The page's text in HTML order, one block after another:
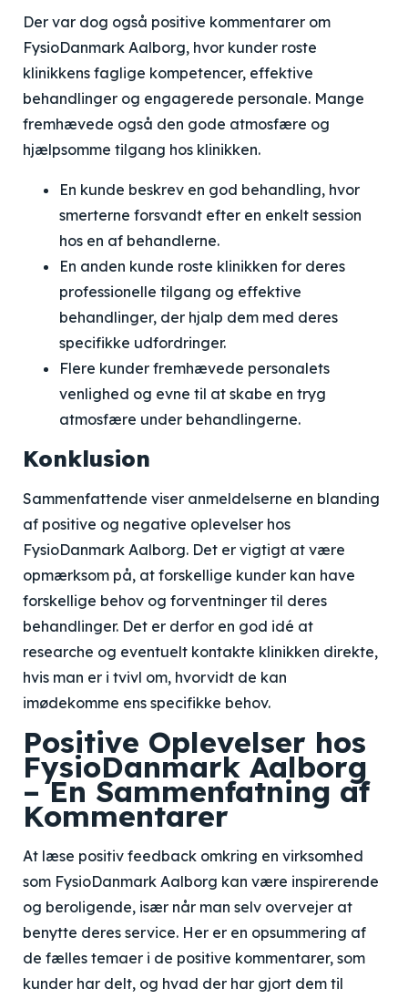
Der var dog også positive kommentarer om
FysioDanmark Aalborg, hvor kunder roste
klinikkens faglige kompetencer, effektive
behandlinger og engagerede personale. Mange
fremhævede også den gode atmosfære og
hjælpsomme tilgang hos klinikken.
En kunde beskrev en god behandling, hvor
smerterne forsvandt efter en enkelt session
hos en af behandlerne.
En anden kunde roste klinikken for deres
professionelle tilgang og effektive
behandlinger, der hjalp dem med deres
specifikke udfordringer.
Flere kunder fremhævede personalets
venlighed og evne til at skabe en tryg
atmosfære under behandlingerne.
Konklusion
Sammenfattende viser anmeldelserne en blanding
af positive og negative oplevelser hos
FysioDanmark Aalborg. Det er vigtigt at være
opmærksom på, at forskellige kunder kan have
forskellige behov og forventninger til deres
behandlinger. Det er derfor en god idé at
researche og eventuelt kontakte klinikken direkte,
hvis man er i tvivl om, hvorvidt de kan
imødekomme ens specifikke behov.
Positive Oplevelser hos
FysioDanmark Aalborg
– En Sammenfatning af
Kommentarer
At læse positiv feedback omkring en virksomhed
som FysioDanmark Aalborg kan være inspirerende
og beroligende, især når man selv overvejer at
benytte deres service. Her er en opsummering af
de fælles temaer i de positive kommentarer, som
kunder har delt, og hvad der har gjort dem til